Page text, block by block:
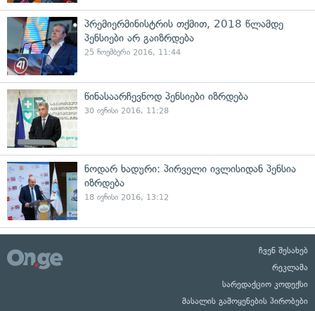
პრემიერმინისტრის თქმით, 2018 წლამდე
პენსიები არ გაიზრდება
25 ნოემბერი 2016, 11:44
წინასაარჩევნოდ პენსიები იზრდება
30 ივნისი 2016, 11:28
ნოდარ ხადური: პირველი ივლისიდან პენსია
იზრდება
18 ივნისი 2016, 13:12
ჩვენ შესახებ
რეკლამა
სარედაქციო კოდექსი
მასალის გამოყენების პირობები